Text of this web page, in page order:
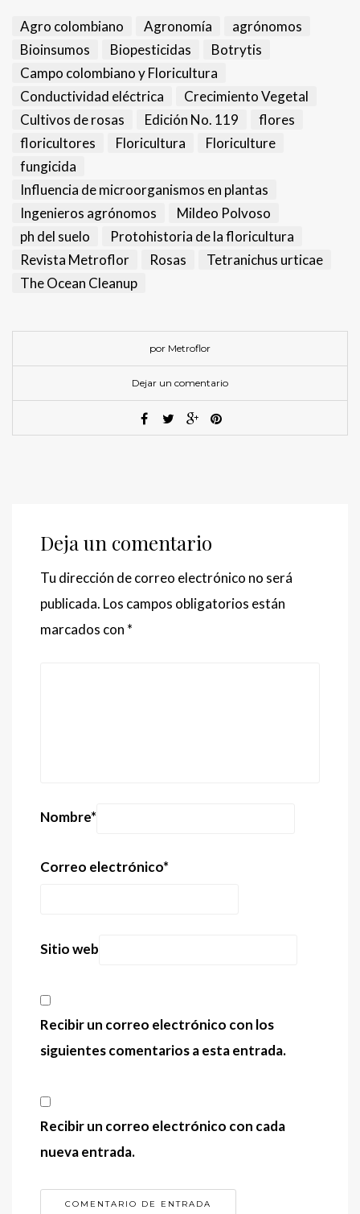
Agro colombiano Agronomía
agrónomos
Bioinsumos
Biopesticidas
Botrytis
Campo colombiano y Floricultura
Conductividad eléctrica
Crecimiento Vegetal
Cultivos de rosas
Edición No. 119
flores
floricultores
Floricultura
Floriculture
fungicida
Influencia de microorganismos en plantas
Ingenieros agrónomos
Mildeo Polvoso
ph del suelo
Protohistoria de la floricultura
Revista Metroflor
Rosas
Tetranichus urticae
The Ocean Cleanup
por Metroflor
Dejar un comentario
Deja un comentario
Tu dirección de correo electrónico no será
publicada. Los campos obligatorios están
marcados con *
Nombre*
Correo electrónico*
Sitio web
Recibir un correo electrónico con los
siguientes comentarios a esta entrada.
Recibir un correo electrónico con cada
nueva entrada.